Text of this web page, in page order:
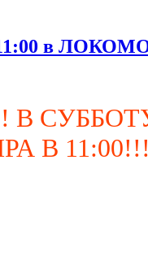
11:00 в
В 11:00!!!